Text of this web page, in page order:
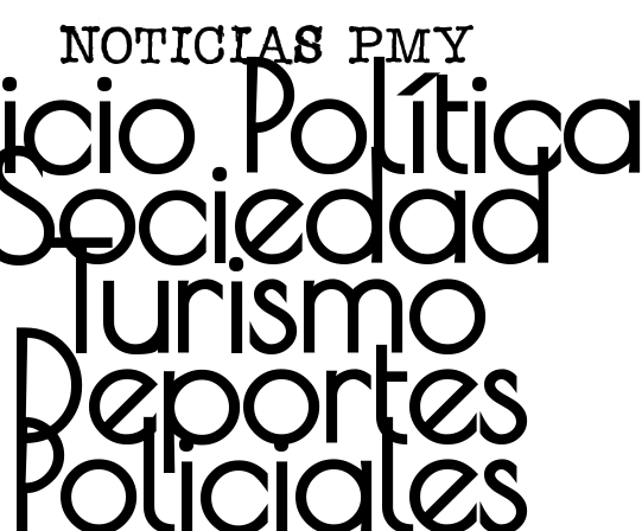
Política
Turismo
Deportes
Policiales